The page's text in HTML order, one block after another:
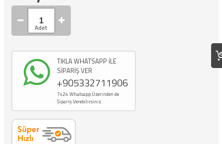
TIKLA WHATSAPP İLE
SİPARİŞ VER
+905332711906
7x24 Whatsapp Üzerinden de
Sipariş Verebilirsiniz.